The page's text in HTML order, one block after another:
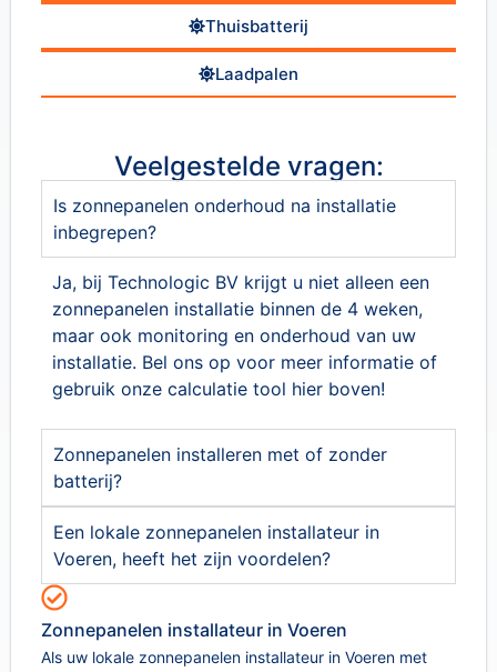
Thuisbatterij
Laadpalen
Veelgestelde vragen:
Is zonnepanelen onderhoud na installatie
inbegrepen?
Ja, bij Technologic BV krijgt u niet alleen een
zonnepanelen installatie binnen de 4 weken,
maar ook monitoring en onderhoud van uw
installatie. Bel ons op voor meer informatie of
gebruik onze calculatie tool hier boven!
Zonnepanelen installeren met of zonder
batterij?
Een lokale zonnepanelen installateur in
Voeren, heeft het zijn voordelen?
Zonnepanelen installateur in Voeren
Als uw lokale zonnepanelen installateur in Voeren met